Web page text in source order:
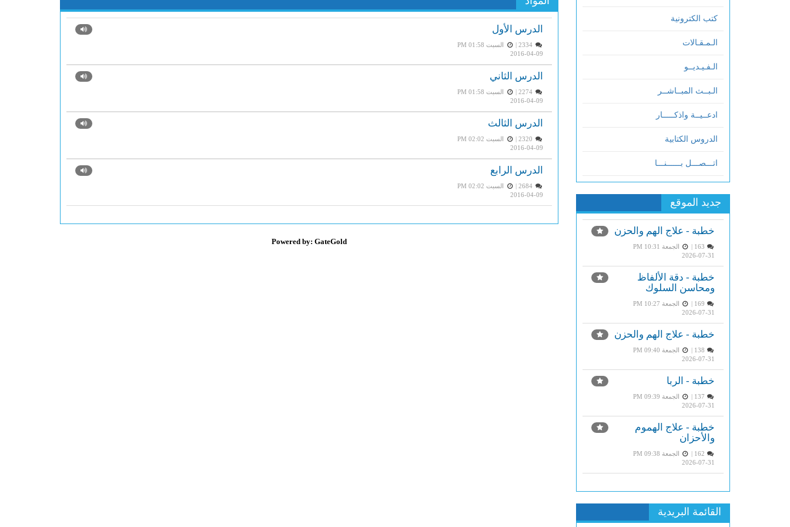
كتب الكترونية
الـمـقـالات
الـفـيـديــو
الـبــث المبــاشــر
ادعــيــة واذكـــــار
الدروس الكتابية
اتـــصـــل بــــــنـــا
جديد الموقع
خطبة - علاج الهم والحزن
الجمعة PM 10:31
2026-07-31
خطبة - دقة الألفاظ
ومحاسن السلوك
الجمعة PM 10:27
2026-07-31
خطبة - علاج الهم والحزن
الجمعة PM 09:40
2026-07-31
خطبة - الربا
الجمعة PM 09:39
2026-07-31
خطبة - علاج الهموم
والأحزان
الجمعة PM 09:38
2026-07-31
القائمة البريدية
الدرس الأول
السبت PM 01:58
2016-04-09
الدرس الثاني
السبت PM 01:58
2016-04-09
الدرس الثالث
السبت PM 02:02
2016-04-09
الدرس الرابع
السبت PM 02:02
2016-04-09
Powered by: GateGold